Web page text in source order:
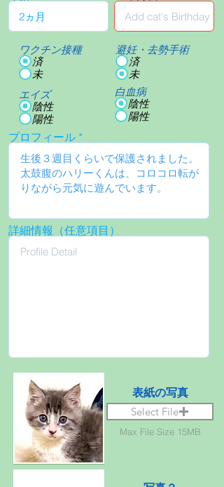
ワクチン接種
済
未
エイズ
陰性
陽性
避妊・去勢手術
済
未
白血病
陰性
陽性
プロフィール
詳細情報（任意項目）
表紙の写真
Select File
Max File Size 15MB